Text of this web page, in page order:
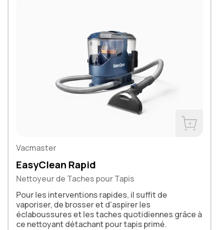
Vacmaster
EasyClean Rapid
Nettoyeur de Taches pour Tapis
Pour les interventions rapides, il suffit de
vaporiser, de brosser et d'aspirer les
éclaboussures et les taches quotidiennes grâce à
ce nettoyant détachant pour tapis primé.